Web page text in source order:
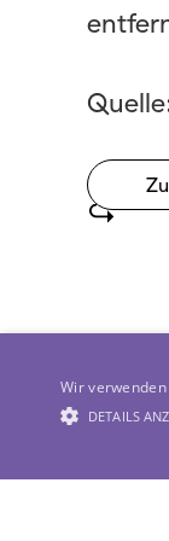
Wir
DETAILS